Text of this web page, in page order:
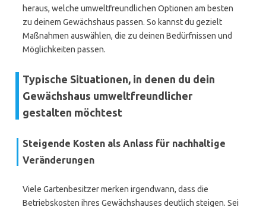
heraus, welche umweltfreundlichen Optionen am besten
zu deinem Gewächshaus passen. So kannst du gezielt
Maßnahmen auswählen, die zu deinen Bedürfnissen und
Möglichkeiten passen.
Typische Situationen, in denen du dein
Gewächshaus umweltfreundlicher
gestalten möchtest
Steigende Kosten als Anlass für nachhaltige
Veränderungen
Viele Gartenbesitzer merken irgendwann, dass die
Betriebskosten ihres Gewächshauses deutlich steigen. Sei